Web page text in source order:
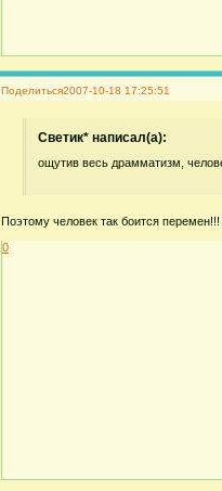
Поделиться2007-10-18 17:25:51
Светик* написал(а):
ощутив весь драмматизм,
Поэтому человек так боится
0